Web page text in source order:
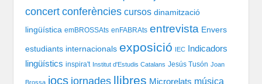
concert conferències cursos dinamització
lingüística emBROSSAts enFABRAts entrevista Envers
estudiants internacionals exposició IEC
Indicadors
lingüístics inspira't Institut d'Estudis Catalans Jesús Tusón Joan
Brossa jocs jornades llibres Microrelats música